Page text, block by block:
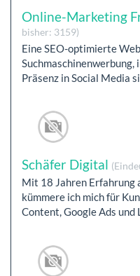
Online-Marketing
bisher: 3159)
Eine SEO-optimierte
Präsenz in Social Media
Schäfer Digital
Mit 18 Jahren
kümmere ich mich für
Content, Google Ads und